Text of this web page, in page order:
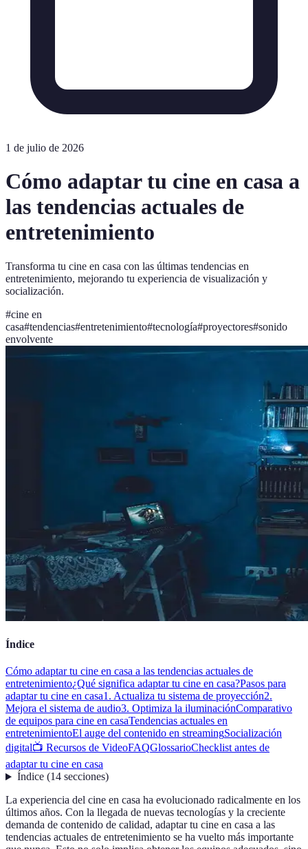
1 de julio de 2026
Cómo adaptar tu cine en casa a
las tendencias actuales de
entretenimiento
Transforma tu cine en casa con las últimas tendencias en
entretenimiento, mejorando tu experiencia de visualización y
socialización.
#cine en
casa#tendencias#entretenimiento#tecnología#proyectores#sonido
envolvente
Índice
Cómo adaptar tu cine en casa a las tendencias actuales de
entretenimiento¿Qué significa adaptar tu cine en casa?Pasos para
adaptar tu cine en casa1. Actualiza tu sistema de proyección2.
Mejora el sistema de audio3. Optimiza la iluminaciónComparativo
de equipos para cine en casaTendencias actuales en
entretenimientoEl auge del contenido en streamingSocialización
digital📺 Recursos de VideoFAQGlossarioChecklist antes de
adaptar tu cine en casa
Índice(14 secciones)
La experiencia del cine en casa ha evolucionado radicalmente en los
últimos años. Con la llegada de nuevas tecnologías y la creciente
demanda de contenido de calidad, adaptar tu cine en casa a las
tendencias actuales de entretenimiento se ha vuelto más importante